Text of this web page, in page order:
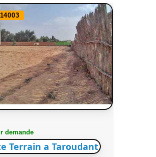
demande
Terrain a Taroudant